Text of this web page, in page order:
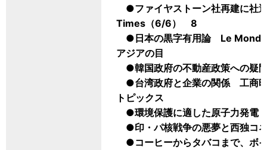
●ファイヤストーン社再建に社
Times（6/6） 8
●日本の黒字有用論 Le
アジアの目
●韓国政府の不動産政策への
●台湾政府と企業の関係 工商
トピックス
●環境保護に適した原子力発
●印・パ核戦争の悪夢と西独
●コーヒーからタバコまで、